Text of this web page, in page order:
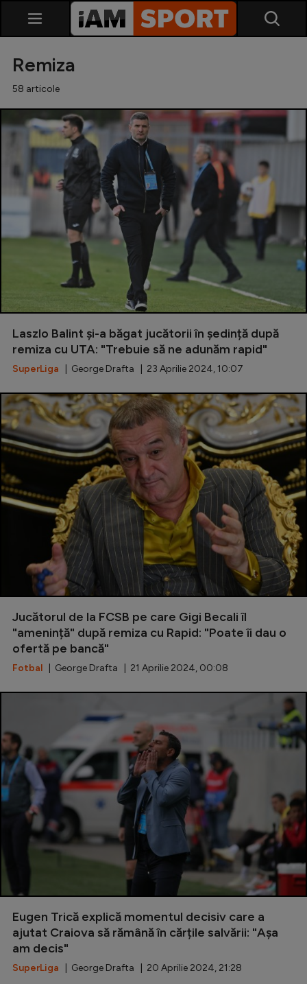
SuperLiga
Liga 2
Cupa României
Echipa Națională
U21
Fotbal feminin
Special
Diverse
Clasamente
Champions League
Europa League
Conference League
CM 2026
Premier League
Serie A
Starurile fotbalului
EURO 2024
Stranieri
Clasamente
Handbal
Natație
Formula 1
Remiza
58 articole
Laszlo Balint și-a băgat jucătorii în ședință după
remiza cu UTA: "Trebuie să ne adunăm rapid"
SuperLiga | George Drafta | 23 Aprilie 2024, 10:07
Jucătorul de la FCSB pe care Gigi Becali îl
"amenință" după remiza cu Rapid: "Poate îi dau o
ofertă pe bancă"
Fotbal | George Drafta | 21 Aprilie 2024, 00:08
Eugen Trică explică momentul decisiv care a
ajutat Craiova să rămână în cărțile salvării: "Așa
am decis"
SuperLiga | George Drafta | 20 Aprilie 2024, 21:28